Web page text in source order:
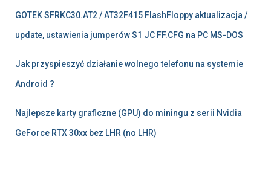
GOTEK SFRKC30.AT2 / AT32F415 FlashFloppy aktualizacja /
update, ustawienia jumperów S1 JC FF.CFG na PC MS-DOS
Jak przyspieszyć działanie wolnego telefonu na systemie
Android ?
Najlepsze karty graficzne (GPU) do miningu z serii Nvidia
GeForce RTX 30xx bez LHR (no LHR)